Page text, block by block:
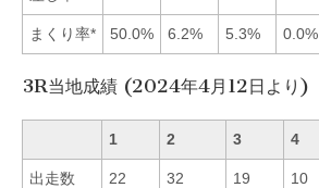
まくり率* 50.0% 6.2% 5.3% 0.0%
3R当地成績 (2024年4月12日より)
1 2 3 4
出走数 22 32 19 10